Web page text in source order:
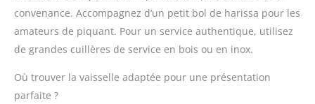
réseau de 6200
réparateurs dans le
monde, pour contribuer
à la protection de
réduction des déchets
des résultats
personnalisés SECURITE
RENFORCEE :technologie
de pression sécurisée
décompression sans
convenance. Accompagnez d’un petit bol de harissa pour les
amateurs de piquant. Pour un service authentique, utilisez
de grandes cuillères de service en bois ou en inox.
Où trouver la vaisselle adaptée pour une présentation
parfaite ?